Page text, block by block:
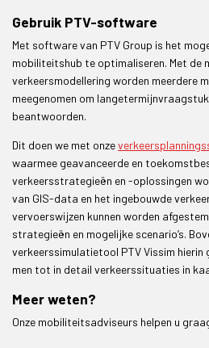
Gebruik PTV-software
Met software van PTV Group is het
mobiliteitshub te optimaliseren. Met de
verkeersmodellering worden meerdere
meegenomen om
beantwoorden.
Dit doen we met onze
waarmee geavanceerde en
verkeersstrategieën en -oplossingen
van GIS-data en het ingebouwde
vervoerswijzen kunnen worden
strategieën en mogelijke scenario’s.
verkeerssimulatietool PTV Vissim
men tot in detail verkeerssituaties in
Meer weten?
Onze mobiliteitsadviseurs helpen u